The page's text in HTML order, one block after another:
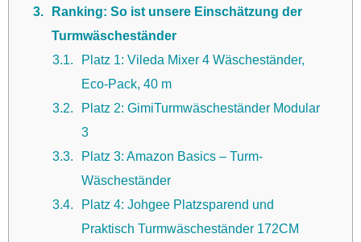
3
Ranking: So ist unsere Einschätzung der
Turmwäscheständer
3.1
Platz 1: Vileda Mixer 4 Wäscheständer,
Eco-Pack, 40 m
3.2
Platz 2: GimiTurmwäscheständer Modular
3
3.3
Platz 3: Amazon Basics – Turm-
Wäscheständer
3.4
Platz 4: Johgee Platzsparend und
Praktisch Turmwäscheständer 172CM